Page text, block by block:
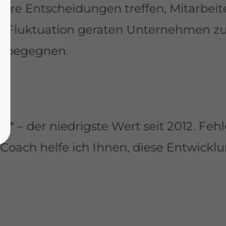
Entscheidungen treffen,
Fluktuation geraten Unternehmen
begegnen.
– der niedrigste Wert seit 2012.
helfe ich Ihnen, diese